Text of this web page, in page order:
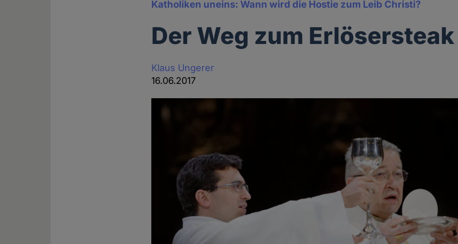
Katholiken uneins: Wann wird die Hostie zum Leib Christi?
Der Weg zum Erlösersteak
Klaus Ungerer
16.06.2017